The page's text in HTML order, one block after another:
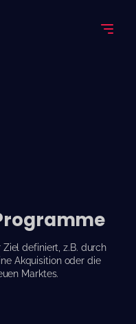
definiert, z.B. durch
Akquisition oder die
Marktes.